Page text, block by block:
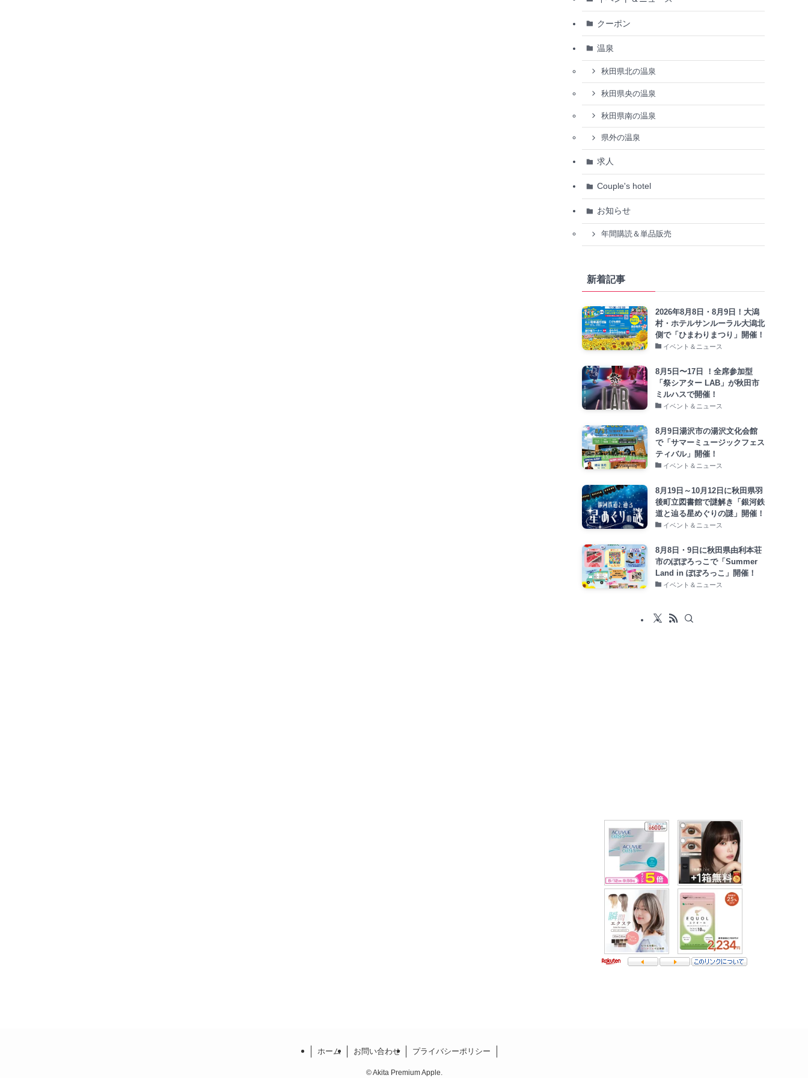
クーポン
温泉
秋田県北の温泉
秋田県央の温泉
秋田県南の温泉
県外の温泉
求人
Couple's hotel
お知らせ
年間購読＆単品販売
新着記事
2026年8月8日・8月9日！大潟
村・ホテルサンルーラル大潟北
側で「ひまわりまつり」開催！
イベント＆ニュース
8月5日〜17日 ！全席参加型
「祭シアター LAB」が秋田市
ミルハスで開催！
イベント＆ニュース
8月9日湯沢市の湯沢文化会館
で「サマーミュージックフェス
ティバル」開催！
イベント＆ニュース
8月19日～10月12日に秋田県羽
後町立図書館で謎解き「銀河鉄
道と辿る星めぐりの謎」開催！
イベント＆ニュース
8月8日・9日に秋田県由利本荘
市のぽぽろっこで「Summer
Land in ぽぽろっこ」開催！
イベント＆ニュース
ホーム お問い合わせ プライバシーポリシー
©Akita Premium Apple.